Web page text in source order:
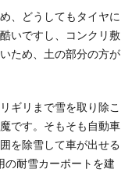
、どうしてもタイヤに
いですし、コンクリ敷
ため、土の部分の方が
ギリまで雪を取り除こ
です。そもそも自動車
を除雪して車が出せる
の耐雪カーポートを建